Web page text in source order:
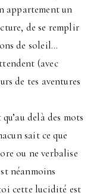
appartement un
de se remplir
de soleil…
(avec
de tes aventures
delà des mots
sait ce que
ou ne verbalise
néanmoins
cette lucidité est